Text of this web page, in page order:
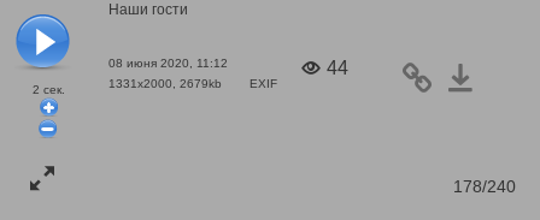
2 сек.
Наши гости
08 июня 2020, 11:12
1331x2000, 2679kb
EXIF
44
178/240